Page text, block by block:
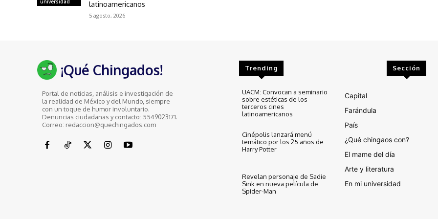
universidad
latinoamericanos
5 agosto, 2026
¡Qué Chingados!
Portal de noticias, análisis e investigación de
la realidad de México y del Mundo, siempre
con un toque de humor involuntario.
Denuncias ciudadanas y contacto: 5549023171.
Correo: redaccion@quechingados.com
Trending
UACM: Convocan a seminario
sobre estéticas de los
terceros cines
latinoamericanos
Cinépolis lanzará menú
temático por los 25 años de
Harry Potter
Revelan personaje de Sadie
Sink en nueva película de
Spider-Man
Sección
Capital
Farándula
País
¿Qué chingaos con?
El mame del día
Arte y literatura
En mi universidad